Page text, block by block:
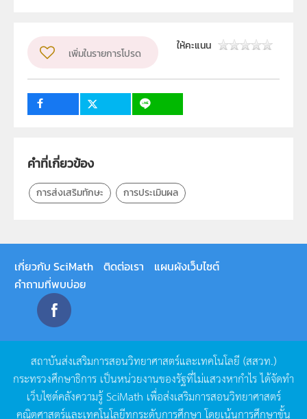
วิชา
วิทยาศาสตร์ทั่วไป
ม.6
เพิ่มในรายการโปรด
ให้คะแนน
คำที่เกี่ยวข้อง
การส่งเสริมทักษะ การประเมินผล
เกี่ยวกับ SciMath ติดต่อเรา
แผนผังเว็บไซต์
คำถามที่พบบ่อย
สถาบันส่งเสริมการสอนวิทยาศาสตร์และเทคโนโลยี (สสวท.)
กระทรวงศึกษาธิการ เป็นหน่วยงานของรัฐที่ไม่แสวงหากำไรได้จัดทำ
เว็บไซต์คลังความรู้SciMath เพื่อส่งเสริมการสอนวิทยาศาสตร์
คณิตศาสตร์และเทคโนโลยีทุกระดับการศึกษา โดยเน้นการศึกษาขั้น